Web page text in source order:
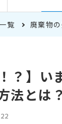
覧 廃棄物
？】
法とは？